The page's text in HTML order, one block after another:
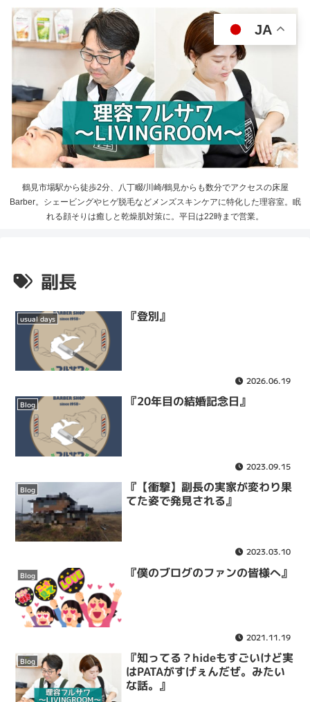
鶴見市場駅から徒歩2分、八丁畷/川崎/鶴見からも数分でアクセスの床屋
Barber。シェービングやヒゲ脱毛などメンズスキンケアに特化した理容室。眠
れる顔そりは癒しと乾燥肌対策に。平日は22時まで営業。
副長
usual days 『登別』
2026.06.19
Blog 『20年目の結婚記念日』
2023.09.15
Blog
『【衝撃】副長の実家が変わり果
てた姿で発見される』
2023.03.10
Blog 『僕のブログのファンの皆様へ』
2021.11.19
Blog
『知ってる？hideもすごいけど実
はPATAがすげぇんだぜ。みたい
な話。』
JA